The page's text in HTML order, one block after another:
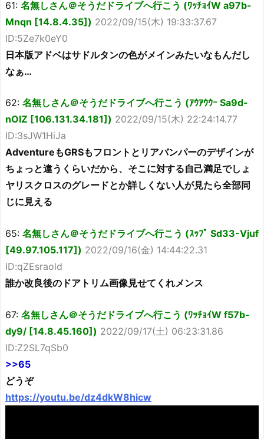
61: 名無しさん＠そうだドライブへ行こう (ﾜｯﾁｮｲW a97b-
Mnqn [14.8.4.35]) 2022/09/15(木) 19:33:37.67
ID:5Ze7k0eY0
日本版アドベはサドルタンの色がメインみたいなもんだし
なぁ…
62: 名無しさん＠そうだドライブへ行こう (ｱｳｱｳｳｰ Sa9d-
nOIZ [106.131.34.181]) 2022/09/15(木) 22:24:14.77
ID:3sJW1HiJa
AdventureもGRSもフロントとリアバンパーのデザインが
ちょっと違うくらいだから、そこに対する自己満足でしょ
ヤリスクロスのグレードとか詳しくない人が見たら全部同
じに見える
65: 名無しさん＠そうだドライブへ行こう (ｽｯﾌﾟ Sd33-Vjuf
[49.97.105.117]) 2022/09/16(金) 14:44:22.31
ID:qZEsraold
誰か改良後のドアトリム画像見せてくれメンス
67: 名無しさん＠そうだドライブへ行こう (ﾜｯﾁｮｲW f57b-
dy9/ [14.8.45.160]) 2022/09/17(土) 06:23:31.86
ID:Z2SL7qSb0
>>65
どうぞ
https://youtu.be/dz4dkW8hicw